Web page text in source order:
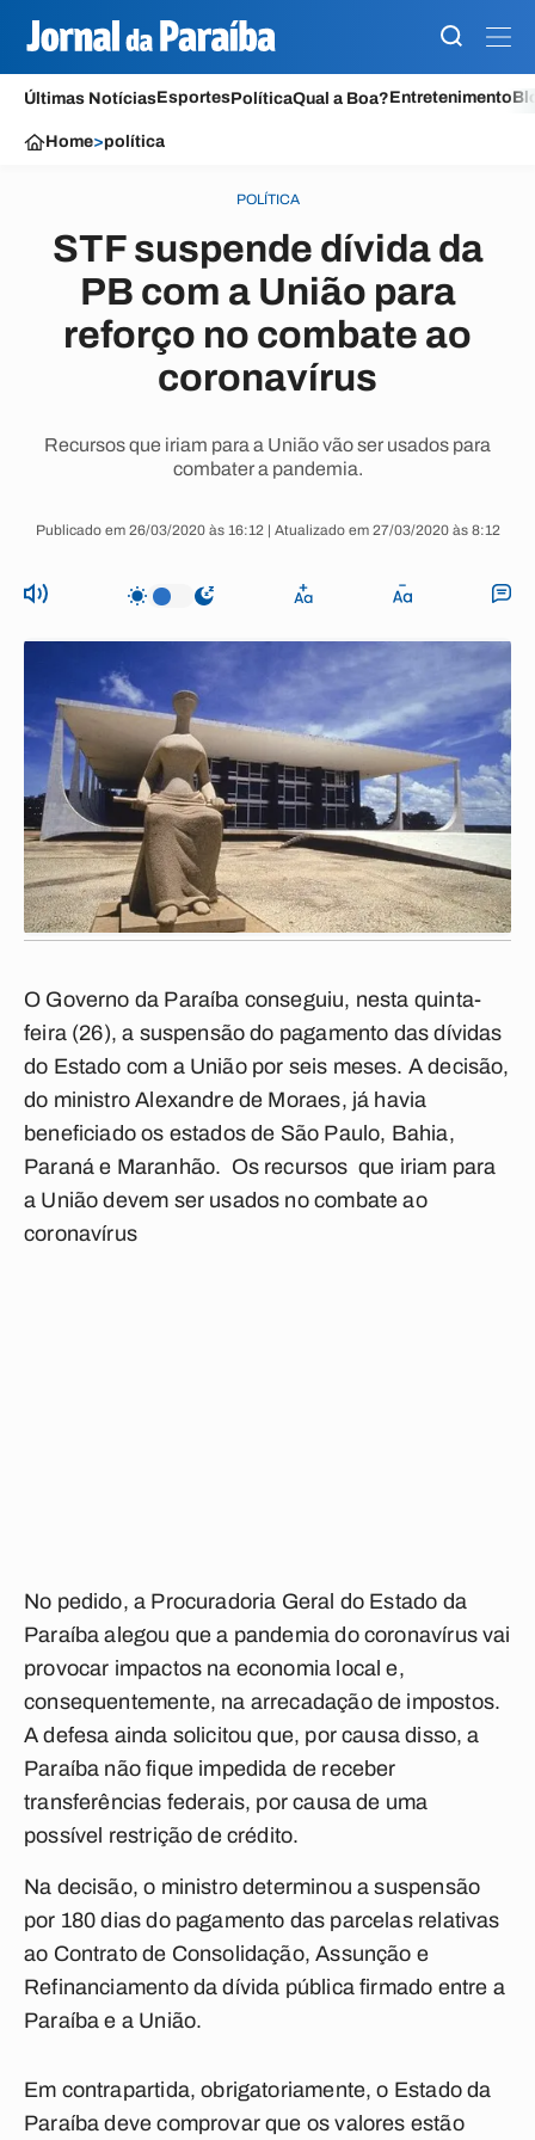
Últimas NotíciasEsportesPolíticaQual a Boa?Entretenimento
Home>política
POLÍTICA
STF suspende dívida da
PB com a União para
reforço no combate ao
coronavírus
Recursos que iriam para a União vão ser usados para
combater a pandemia.
Publicado em 26/03/2020 às 16:12 | Atualizado em 27/03/2020 às 8:12
O Governo da Paraíba conseguiu, nesta quinta-
feira (26), a suspensão do pagamento das dívidas
do Estado com a União por seis meses. A decisão,
do ministro Alexandre de Moraes, já havia
beneficiado os estados de São Paulo, Bahia,
Paraná e Maranhão. Os recursos que iriam para
a União devem ser usados no combate ao
coronavírus
No pedido, a Procuradoria Geral do Estado da
Paraíba alegou que a pandemia do coronavírus vai
provocar impactos na economia local e,
consequentemente, na arrecadação de impostos.
A defesa ainda solicitou que, por causa disso, a
Paraíba não fique impedida de receber
transferências federais, por causa de uma
possível restrição de crédito.
Na decisão, o ministro determinou a suspensão
por 180 dias do pagamento das parcelas relativas
ao Contrato de Consolidação, Assunção e
Refinanciamento da dívida pública firmado entre a
Paraíba e a União.
Em contrapartida, obrigatoriamente, o Estado da
Paraíba deve comprovar que os valores estão